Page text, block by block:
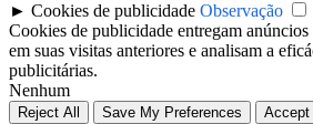
► Cookies de publicidade Observação
Cookies de publicidade entregam anúncios
em suas visitas anteriores e analisam a
publicitárias.
Nenhum
Reject All Save My Preferences Accept